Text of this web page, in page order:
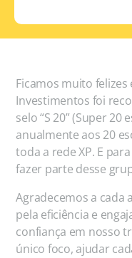
Ficamos muito
Investimentos foi
selo “S 20” (Super 20
anualmente aos 20
toda a rede XP. E
fazer parte desse
Agradecemos a cada
pela eficiência e
confiança em nosso
único foco, ajudar